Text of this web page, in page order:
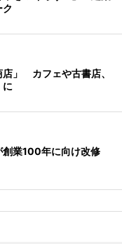
」 カフェや古書店、
に
創業100年に向け改修